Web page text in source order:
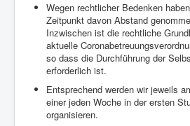
Wegen rechtlicher Bedenken
Zeitpunkt davon Abstand
Inzwischen ist die rechtliche
aktuelle
so dass die Durchführung der
erforderlich ist.
Entsprechend werden wir jeweils
einer jeden Woche in der ersten
organisieren.